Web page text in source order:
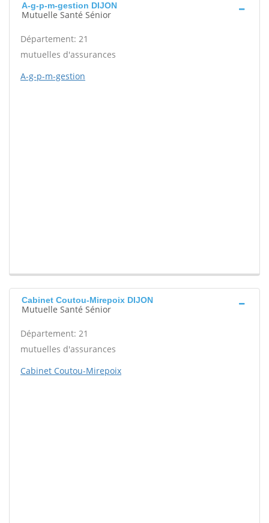
A-g-p-m-gestion DIJON
Mutuelle Santé Sénior
Département: 21
mutuelles d'assurances
A-g-p-m-gestion
Cabinet Coutou-Mirepoix DIJON
Mutuelle Santé Sénior
Département: 21
mutuelles d'assurances
Cabinet Coutou-Mirepoix